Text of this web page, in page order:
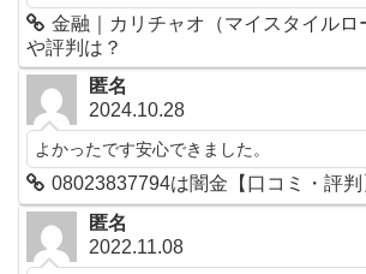
金融｜カリチャオ（マイスタイルロ
や評判は？
匿名
2024.10.28
よかったです安心できました。
08023837794は闇金【口コミ・評判
匿名
2022.11.08